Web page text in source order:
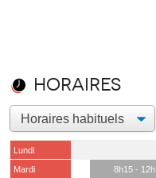
Horaires
Lundi
Mardi
8h15 - 12h